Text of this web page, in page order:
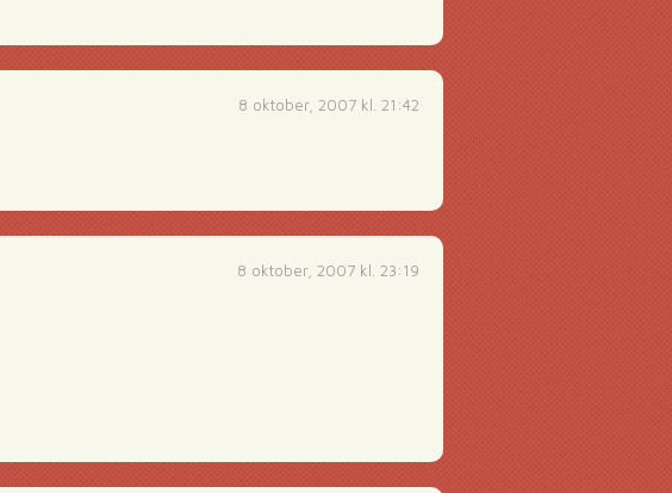
8 oktober, 2007 kl. 21:42
8 oktober, 2007 kl. 23:19